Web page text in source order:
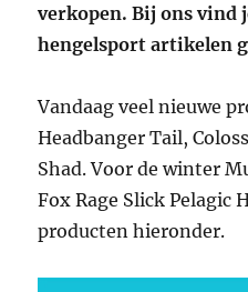
verkopen. Bij ons vind
hengelsport artikelen
Vandaag veel nieuwe
Headbanger Tail,
Shad. Voor de winter
Fox Rage Slick Pelagic
producten hieronder.